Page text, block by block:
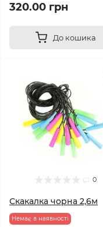
320.00 грн
До кошика
0
Скакалка чорна 2,6м
Немає в наявності